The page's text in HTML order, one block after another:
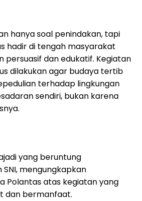
hanya soal penindakan, tapi
hadir di tengah masyarakat
persuasif dan edukatif. Kegiatan
dilakukan agar budaya tertib
terhadap lingkungan
sendiri, bukan karena
yang beruntung
mengungkapkan
Polantas atas kegiatan yang
dan bermanfaat.